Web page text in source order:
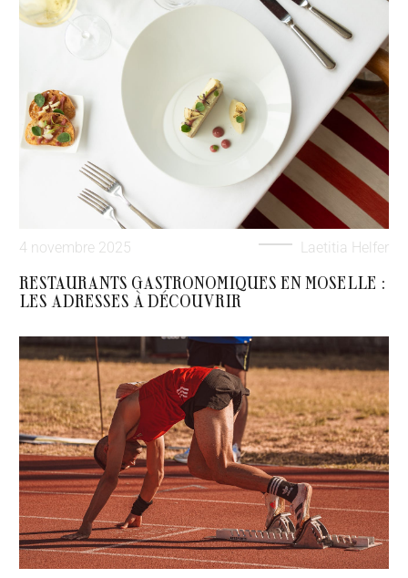
4 novembre 2025 Laetitia Helfer
RESTAURANTS GASTRONOMIQUES EN MOSELLE :
LES ADRESSES À DÉCOUVRIR